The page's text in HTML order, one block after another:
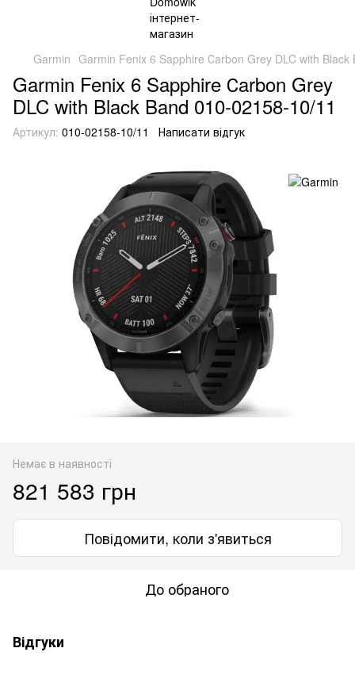
Garmin Garmin Fenix 6 Sapphire Сarbon Grey DLC with
Garmin Fenix 6 Sapphire Сarbon Grey
DLC with Black Band 010-02158-10/11
Артикул: 010-02158-10/11 Написати відгук
Немає в наявності
821 583 грн
Повідомити, коли з'явиться
До обраного
Відгуки